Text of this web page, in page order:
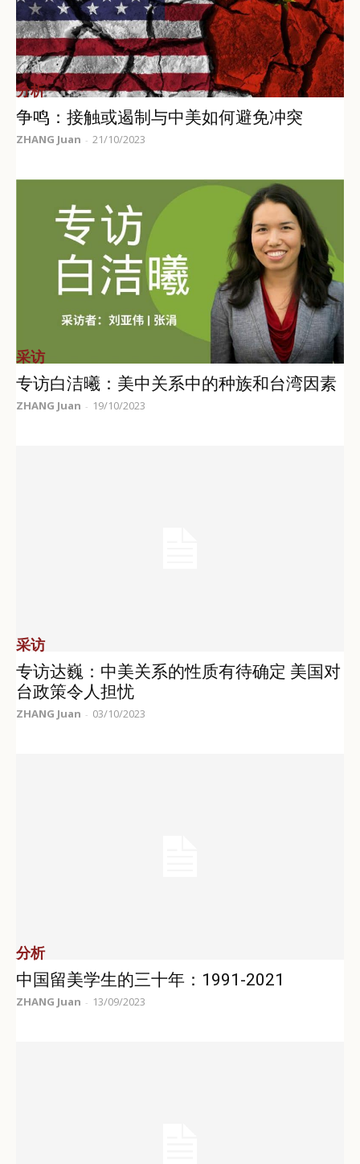
分析
争鸣：接触或遏制与中美如何避免冲突
ZHANG Juan - 21/10/2023
采访
专访白洁曦：美中关系中的种族和台湾因素
ZHANG Juan - 19/10/2023
采访
专访达巍：中美关系的性质有待确定 美国对
台政策令人担忧
ZHANG Juan - 03/10/2023
分析
中国留美学生的三十年：1991-2021
ZHANG Juan - 13/09/2023